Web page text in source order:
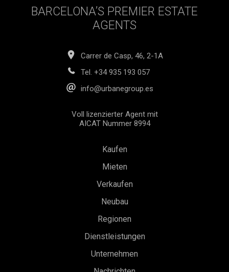
BARCELONA’S PREMIER ESTATE
AGENTS
Carrer de Casp, 46, 2-1A
Tel. +34 935 193 057
info@urbanegroup.es
Voll lizenzierter Agent mit
AICAT Nummer 8994
Kaufen
Mieten
Verkaufen
Neubau
Regionen
Dienstleistungen
Unternehmen